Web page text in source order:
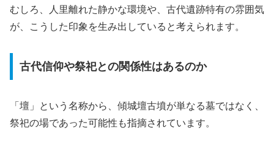
むしろ、人里離れた静かな環境や、古代遺跡特有の雰囲気
が、こうした印象を生み出していると考えられます。
古代信仰や祭祀との関係性はあるのか
「壇」という名称から、傾城壇古墳が単なる墓ではなく、
祭祀の場であった可能性も指摘されています。